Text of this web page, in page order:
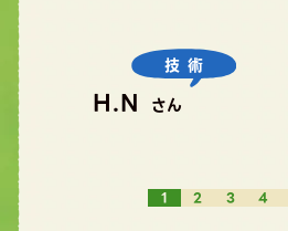
技術
H.N さん
1 2 3 4